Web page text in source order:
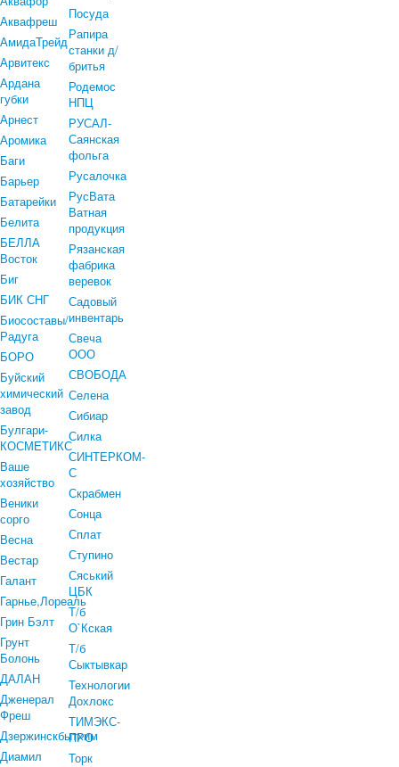
Аквафреш
АмидаТрейд
Арвитекс
Ардана
губки
Арнест
Аромика
Баги
Барьер
Батарейки
Белита
БЕЛЛА
Восток
Биг
БИК СНГ
Биосоставы/
Радуга
БОРО
Буйский
химический
завод
Булгари-
КОСМЕТИКС
Ваше
хозяйство
Веники
сорго
Весна
Вестар
Галант
Гарнье,Лореаль
Грин Бэлт
Грунт
Болонь
ДАЛАН
Дженерал
Фреш
Дзержинскбытхим
Диамил
Посуда
Рапира
станки д/
бритья
Родемос
НПЦ
РУСАЛ-
Саянская
фольга
Русалочка
РусВата
Ватная
продукция
Рязанская
фабрика
веревок
Садовый
инвентарь
Свеча
ООО
СВОБОДА
Селена
Сибиар
Силка
СИНТЕРКОМ-
С
Скрабмен
Сонца
Сплат
Ступино
Сяський
ЦБК
Т/б
О`Кская
Т/б
Сыктывкар
Технологии
Дохлокс
ТИМЭКС-
ПРО
Торк